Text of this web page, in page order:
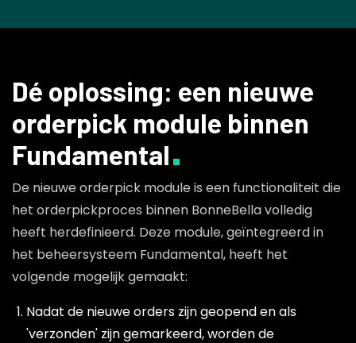
Dé oplossing: een nieuwe
orderpick module binnen
Fundamental
De nieuwe orderpick module is een functionaliteit die
het orderpickproces binnen BonneBella volledig
heeft herdefinieerd. Deze module, geïntegreerd in
het beheersysteem Fundamental, heeft het
volgende mogelijk gemaakt:
Nadat de nieuwe orders zijn geopend en als
'verzonden' zijn gemarkeerd, worden de